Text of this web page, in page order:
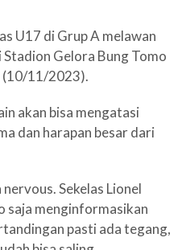
U17 di Grup A melawan
Gelora Bung Tomo
(10/11/2023).
akan bisa mengatasi
dan harapan besar dari
Sekelas Lionel
saja menginformasikan
pasti ada tegang,